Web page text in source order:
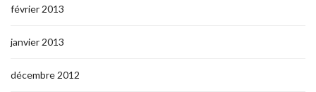
février 2013
janvier 2013
décembre 2012